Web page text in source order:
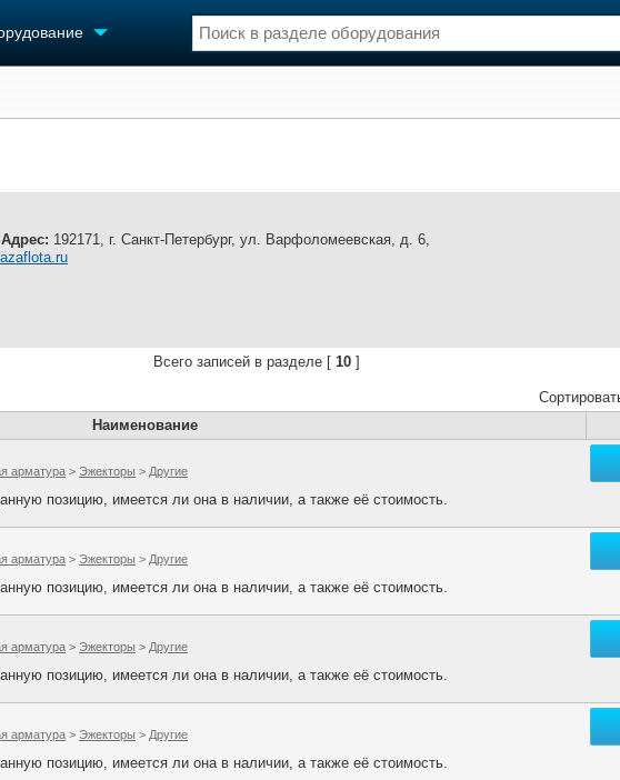
Конференции
Флот
Адрес: 192171, г. Санкт-Петербург, ул. Варфоломеевская, д. 6,
Всего записей в разделе [ 10 ]
Наименование
арматура > Эжекторы > Другие
позицию, имеется ли она в наличии, а также её стоимость.
арматура > Эжекторы > Другие
позицию, имеется ли она в наличии, а также её стоимость.
арматура > Эжекторы > Другие
позицию, имеется ли она в наличии, а также её стоимость.
арматура > Эжекторы > Другие
позицию, имеется ли она в наличии, а также её стоимость.